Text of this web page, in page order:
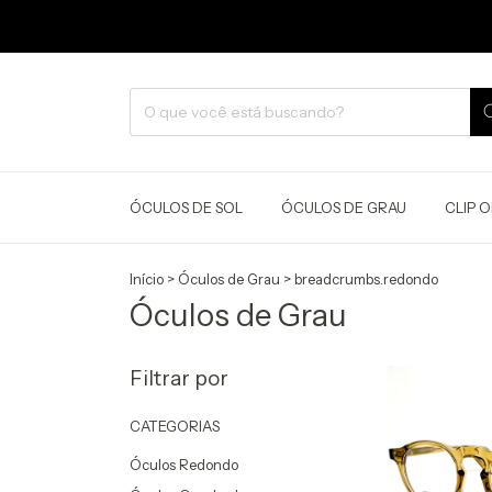
ÓCULOS DE SOL ÓCULOS DE GRAU CLIP
Início > Óculos de Grau >breadcrumbs.redondo
Óculos de Grau
Filtrar por
CATEGORIAS
Óculos Redondo